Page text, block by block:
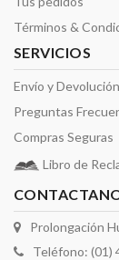
Términos &
SERVICIOS
Envío y Devolución
Preguntas
Compras Seguras
Libro de
Prolongación
Teléfono: (01)